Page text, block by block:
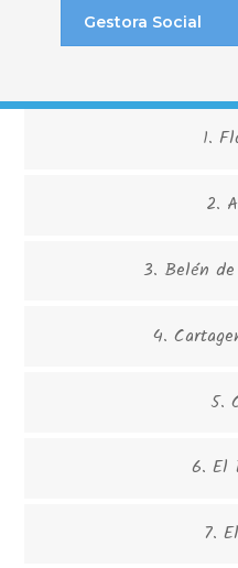
Gestora Social
1.
2.
3. Belén
4.
5.
6. El
7.